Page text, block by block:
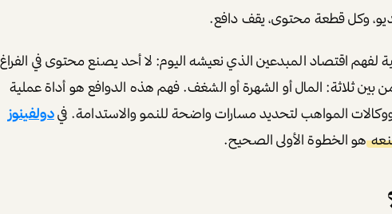
وكل قطعة محتوى، يقف دافع.
اقتصاد المبدعين الذي نعيشه اليوم: لا أحد يصنع محتوى في الفراغ
بين ثلاثة: المال أو الشهرة أو الشغف. فهم هذه الدوافع هو أداة عملية
المواهب لتحديد مسارات واضحة للنمو والاستدامة. فيدولفينوز
هو الخطوة الأولى الصحيح.